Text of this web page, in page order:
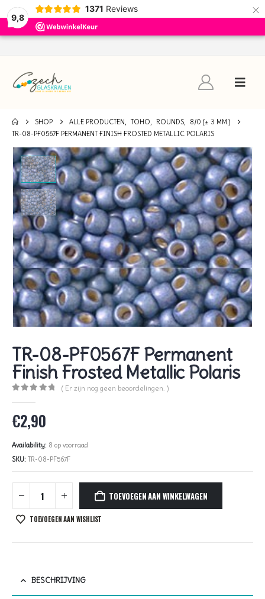
9,8
1371 Reviews ×
SHOP ALLE PRODUCTEN, TOHO, ROUNDS,
8/0 (± 3 MM.)
TR-08-PF0567F PERMANENT FINISH FROSTED METALLIC POLARIS
TR-08-PF0567F Permanent
Finish Frosted Metallic Polaris
( Er zijn nog geen beoordelingen. )
€2,90
Availability: 8 op voorraad
SKU: TR-08-PF567F
TOEVOEGEN AAN WINKELWAGEN
TOEVOEGEN AAN WISHLIST
BESCHRIJVING